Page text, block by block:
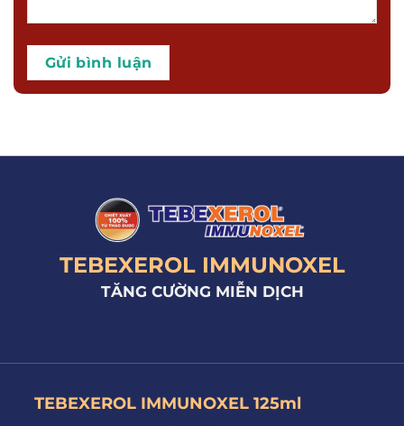
TEBEXEROL IMMUNOXEL
TĂNG CƯỜNG MIỄN DỊCH
TEBEXEROL IMMUNOXEL 125ml